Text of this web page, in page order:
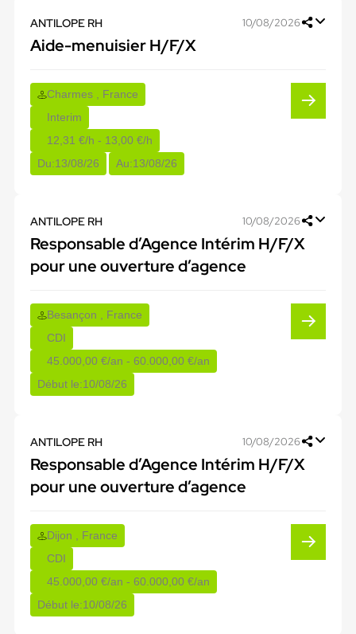
ANTILOPE RH 10/08/2026
Aide-menuisier H/F/X
Charmes , France
Interim
12,31 €/h - 13,00 €/h
Du:13/08/26 Au:13/08/26
ANTILOPE RH 10/08/2026
Responsable d’Agence Intérim H/F/X
pour une ouverture d’agence
Besançon , France
CDI
45.000,00 €/an - 60.000,00 €/an
Début le:10/08/26
ANTILOPE RH 10/08/2026
Responsable d’Agence Intérim H/F/X
pour une ouverture d’agence
Dijon , France
CDI
45.000,00 €/an - 60.000,00 €/an
Début le:10/08/26